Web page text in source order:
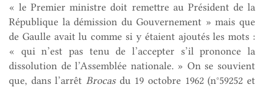
« le Premier ministre doit remettre au Président de la
République la démission du Gouvernement » mais que
de Gaulle avait lu comme si y étaient ajoutés les mots :
« qui n’est pas tenu de l’accepter s’il prononce la
dissolution de l’Assemblée nationale. » On se souvient
que, dans l’arrêt Brocas du 19 octobre 1962 (n°59252 et